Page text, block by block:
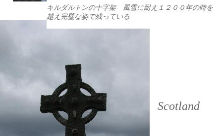
キルダルトンの十字架 風雪に耐え１２００年の時を
越え完璧な姿で残っている
Scotland